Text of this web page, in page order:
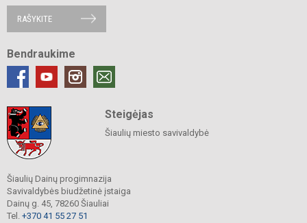
RAŠYKITE
Bendraukime
Steigėjas
Šiaulių miesto savivaldybė
Šiaulių Dainų progimnazija
Savivaldybės biudžetinė įstaiga
Dainų g. 45, 78260 Šiauliai
Tel. +370 41 55 27 51